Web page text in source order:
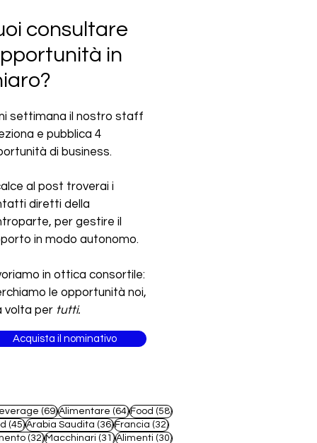
(69)69 post
Alimentare (64)64 post
Food (58)58 post
(45)45 post
Arabia Saudita (36)36 post
Francia (32)32 post
(32)32 post
Macchinari (31)31 post
Alimenti (30)30 post
consultare
in
settimana il nostro staff
e pubblica 4
di business.
al post troverai i
diretti della
per gestire il
in modo autonomo.
in ottica consortile:
le opportunità noi,
volta per tutti.
Acquista il nominativo